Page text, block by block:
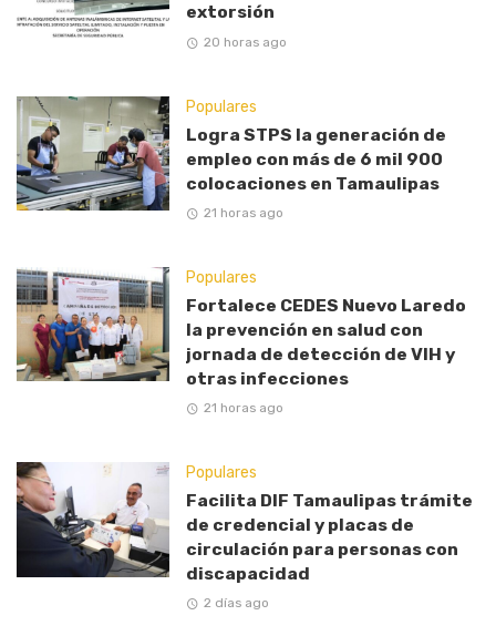
extorsión
20 horas ago
Populares
Logra STPS la generación de
empleo con más de 6 mil 900
colocaciones en Tamaulipas
21 horas ago
Populares
Fortalece CEDES Nuevo Laredo
la prevención en salud con
jornada de detección de VIH y
otras infecciones
21 horas ago
Populares
Facilita DIF Tamaulipas trámite
de credencial y placas de
circulación para personas con
discapacidad
2 días ago